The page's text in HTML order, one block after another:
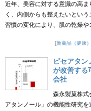
近年、美容に対する意識の高
く、内側からも整えたいとい
習慣の変化により、肌の乾燥
新商品（健康）
ピセアタン
が改善する
会社
森永製菓株式
アタンノール」の機能性研究